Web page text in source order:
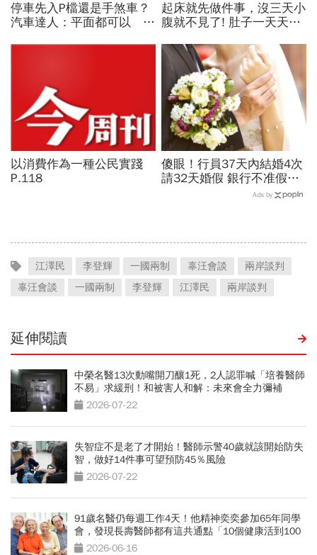
停車先入P檔還是手煞車？
汽車達人：平面都可以 斜
起床就先做件事，沒三天小
腹就不見了! 肚子一天天變
以消費作為一種公民實踐
P.118
傻眼！行員37天內結婚4次
請32天婚假 銀行不准假遭
Ads by
江澤民 李登輝 一國兩制 辜汪會談
兩岸談判
辜汪會談
一國兩制 李登輝 江澤民 兩岸談判
延伸閱讀
中榮名醫13次動嘴開刀釀1死，2人認罪喊「培養醫師
不易」求緩刑！和被害人和解：未來會全力彌補
2026-07-22
失智症不是老了才開始！醫師示警40歲就該開始防失
智，做好14件事可望預防45％風險
2026-07-22
91歲名醫仍每週工作4天！他精神奕奕參加65年同學
會，發現長壽醫師都有這共通點「10個健康活到100
歲秘訣」
2026-06-16